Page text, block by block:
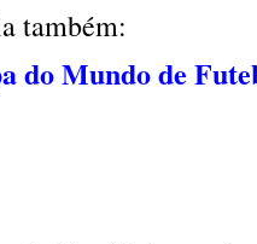
também:
do Mundo de